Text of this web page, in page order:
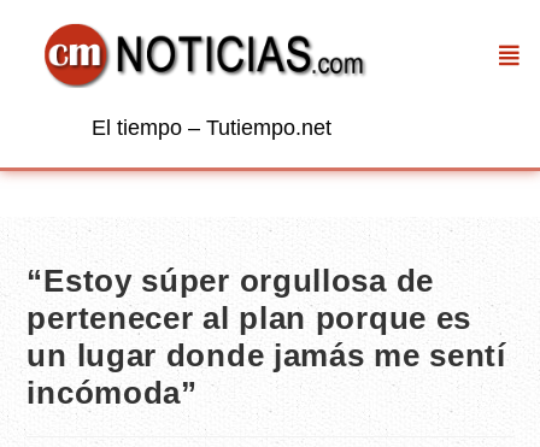
El tiempo – Tutiempo.net
“Estoy súper orgullosa de
pertenecer al plan porque es
un lugar donde jamás me sentí
incómoda”